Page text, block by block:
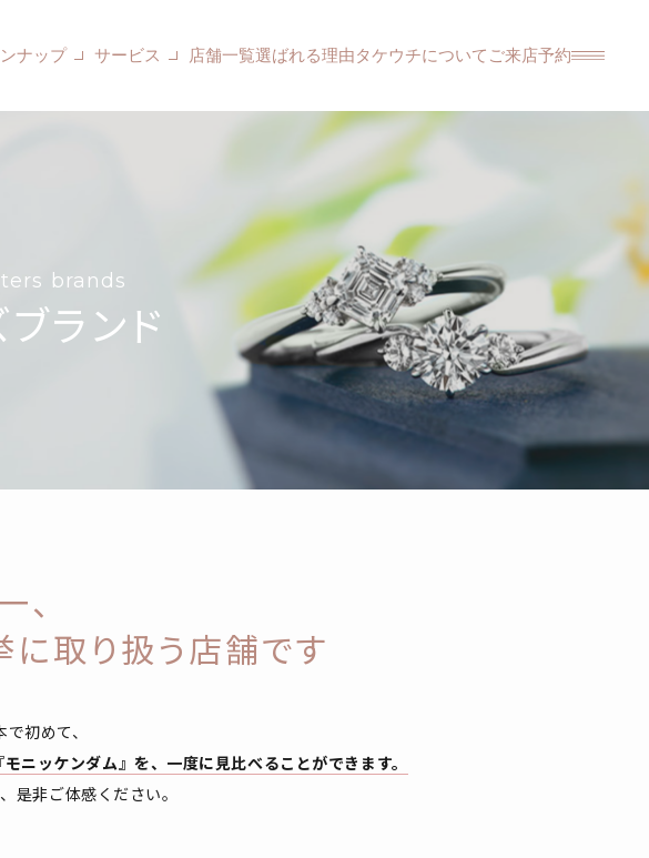
ナップ サービス 店舗一覧選ばれる理由タケウチについて ご来店予約
brands
ランド
、
に取り扱う店舗です
初めて、
ニッケンダム』を、一度に見比べることができます。
是非ご体感ください。